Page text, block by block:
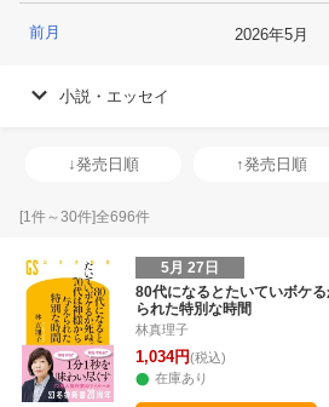
2026年5月
前月
小説・エッセイ
↓発売日順 ↑発売日順
[1件～30件]全696件
5月 27日
80代になるとたいていボケ
られた特別な時間
林真理子
1,034円(税込)
在庫あり